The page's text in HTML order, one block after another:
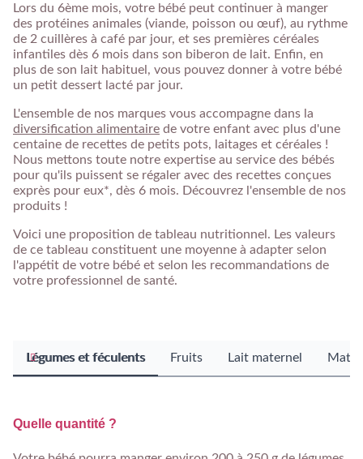
Lors du 6ème mois, votre bébé peut continuer à manger
des protéines animales (viande, poisson ou œuf), au rythme
de 2 cuillères à café par jour, et ses premières céréales
infantiles dès 6 mois dans son biberon de lait. Enfin, en
plus de son lait habituel, vous pouvez donner à votre bébé
un petit dessert lacté par jour.
L'ensemble de nos marques vous accompagne dans la
diversification alimentaire de votre enfant avec plus d'une
centaine de recettes de petits pots, laitages et céréales !
Nous mettons toute notre expertise au service des bébés
pour qu'ils puissent se régaler avec des recettes conçues
exprès pour eux*, dès 6 mois. Découvrez l'ensemble de nos
produits !
Voici une proposition de tableau nutritionnel. Les valeurs
de ce tableau constituent une moyenne à adapter selon
l'appétit de votre bébé et selon les recommandations de
votre professionnel de santé.
Légumes et féculents Fruits Lait maternel
Quelle quantité ?